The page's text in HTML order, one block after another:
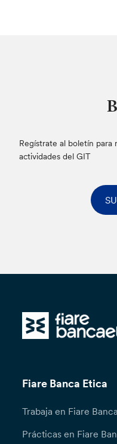
Regístrate al boletín para
actividades del GIT
Fiare Banca Etica
Trabaja en Fiare
Prácticas en Fiare